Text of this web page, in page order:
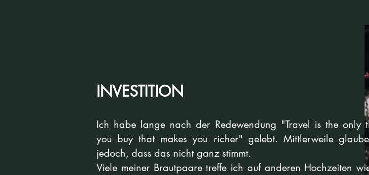
INVESTITION
Ich habe lange nach der Redewendung "Travel is the only
you buy that makes you richer" gelebt. Mittlerweile
jedoch, dass das nicht ganz stimmt.
Viele meiner Brautpaare treffe ich auf anderen Hochzeiten